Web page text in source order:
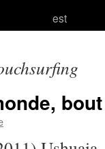
est